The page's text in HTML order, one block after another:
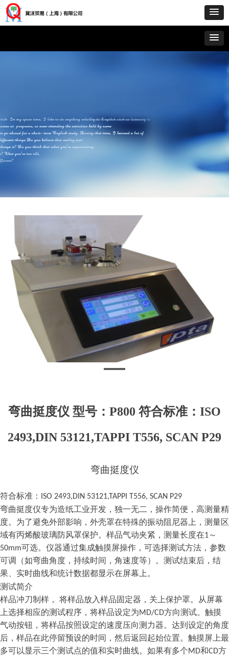
弯曲挺度仪 型号：P800 符合标准：ISO
2493,DIN 53121,TAPPI T556, SCAN P29
弯曲挺度仪
符合标准： ISO 2493,DIN 53121,TAPPI T556, SCAN P29
弯曲挺度仪专为造纸工业开发，独一无二，操作简便，高测量精
度。为了避免外部影响，外壳罩在特殊的振动阻尼器上，测量区
域有丙烯酸玻璃防风罩保护。样品气动夹紧，测量长度在1～
50mm可选。仪器通过集成触摸屏操作，可选择测试方法，参数
可调（如弯曲角度，持续时间，角速度等）。测试结束后，结
果、实时曲线和统计数据都显示在屏幕上。
测试简介
样品冲刀制样，
将样品放入样品固定器，关上保护罩。从屏幕
上选择相应的测试程序，将样品设定为MD/CD方向测试。触摸
气动按钮，将样品按照设定的速度压向测力器。达到设定的角度
后，样品在此停留预设的时间，然后返回起始位置。触摸屏上最
多可以显示三个测试点的值和实时曲线。如果有多个MD和CD方